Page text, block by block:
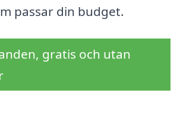
passar din budget.
gratis och utan